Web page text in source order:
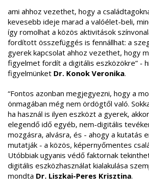
ami ahhoz vezethet, hogy a
kevesebb ideje marad a valóélet-beli,
így romolhat a közös aktivitások
fordított összefüggés is fennállhat: a
gyerek kapcsolat ahhoz vezethet, hogy
figyelmet fordít a digitális eszközökre” -
figyelmünket Dr. Konok Veronika.
“Fontos azonban megjegyezni, hogy a
önmagában még nem ördögtől való.
ha használ is ilyen eszközt a gyerek,
elegendő idő egyéb, nem-digitális
mozgásra, alvásra, és - ahogy a kutatás
mutatják - a közös, képernyőmentes
Utóbbiak ugyanis védő faktornak
digitális eszközhasználat kialakulása
mondta Dr. Liszkai-Peres Krisztina.